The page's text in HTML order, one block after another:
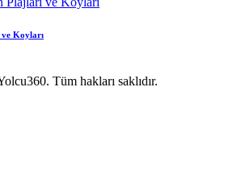
Koyları
Tüm hakları saklıdır.